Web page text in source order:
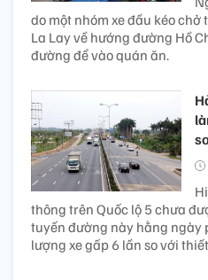
do một nhóm xe đầu kéo
La Lay về hướng đường Hồ
đường để vào quán ăn.
thông trên Quốc lộ 5 chưa
tuyến đường này hằng ngày
lượng xe gấp 6 lần so với